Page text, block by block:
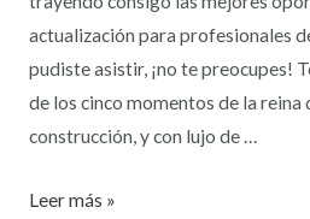
actualización para profesionales
pudiste asistir, ¡no te preocupes!
de los cinco momentos de la reina
construcción, y con lujo de …
Leer más »